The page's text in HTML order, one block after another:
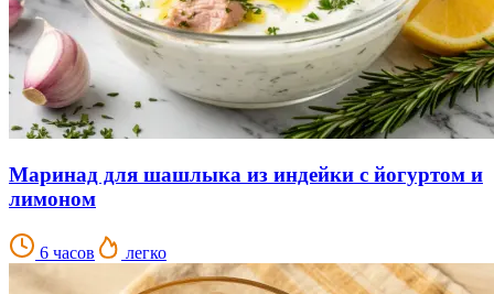
Маринад для шашлыка из индейки с йогуртом и
лимоном
6 часов легко